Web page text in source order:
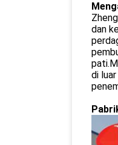
dan
di